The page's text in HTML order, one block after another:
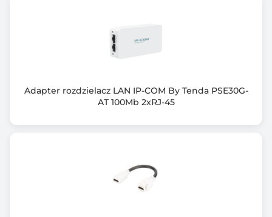
Adapter rozdzielacz LAN IP-COM By Tenda PSE30G-
AT 100Mb 2xRJ-45